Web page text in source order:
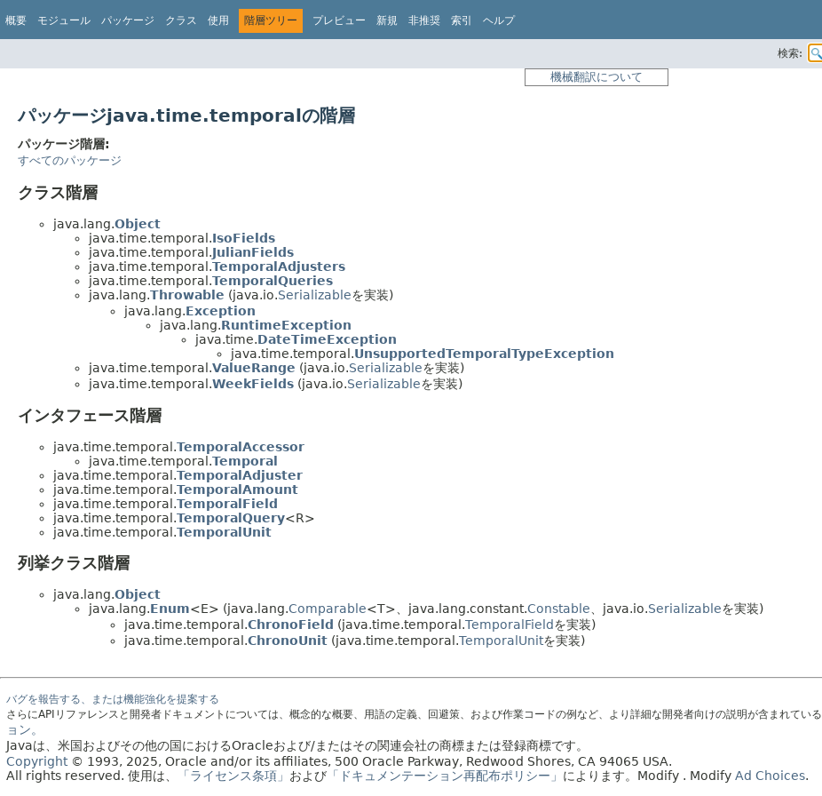
概要 モジュール パッケージ クラス 使用 階層ツリー プレビュー 新規 非推奨 索引 ヘルプ
検索:
機械翻訳について
パッケージjava.time.temporalの階層
パッケージ階層:
すべてのパッケージ
クラス階層
java.lang.Object
java.time.temporal.IsoFields
java.time.temporal.JulianFields
java.time.temporal.TemporalAdjusters
java.time.temporal.TemporalQueries
java.lang.Throwable (java.io.Serializableを実装)
java.lang.Exception
java.lang.RuntimeException
java.time.DateTimeException
java.time.temporal.UnsupportedTemporalTypeException
java.time.temporal.ValueRange (java.io.Serializableを実装)
java.time.temporal.WeekFields (java.io.Serializableを実装)
インタフェース階層
java.time.temporal.TemporalAccessor
java.time.temporal.Temporal
java.time.temporal.TemporalAdjuster
java.time.temporal.TemporalAmount
java.time.temporal.TemporalField
java.time.temporal.TemporalQuery<R>
java.time.temporal.TemporalUnit
列挙クラス階層
java.lang.Object
java.lang.Enum<E> (java.lang.Comparable<T>、java.lang.constant.Constable、java.io.Serializableを実装)
java.time.temporal.ChronoField (java.time.temporal.TemporalFieldを実装)
java.time.temporal.ChronoUnit (java.time.temporal.TemporalUnitを実装)
バグを報告する、または機能強化を提案する
さらにAPIリファレンスと開発者ドキュメントについては、概念的な概要、用語の定義、回避策、および作業コードの例など、より詳細な開発者向けの説明が含まれている
ョン。
Javaは、米国およびその他の国におけるOracleおよび/またはその関連会社の商標または登録商標です。
Copyright© 1993, 2025, Oracle and/or its affiliates, 500 Oracle Parkway, Redwood Shores, CA 94065 USA.
All rights reserved. 使用は、 「ライセンス条項」 および 「ドキュメンテーション再配布ポリシー」 によります。 Modify . Modify Ad Choices.